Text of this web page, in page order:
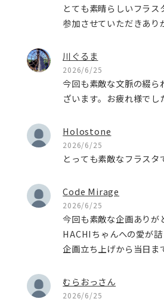
とても素晴らしいフラ
参加させていただきあり
川ぐるま
2026/6/25
今回も素敵な文脈の綴
ざいます。お疲れ様でし
Holostone
2026/6/25
とっても素敵なフラスタ
Code Mirage
2026/6/25
今回も素敵な企画ありが
HACHIちゃんへの愛が
企画立ち上げから当日ま
むらおっさん
2026/6/25